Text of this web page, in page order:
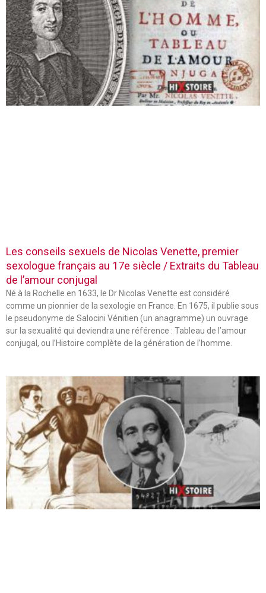
Les conseils sexuels de Nicolas Venette, premier
sexologue français au 17e siècle / Extraits du Tableau
de l’amour conjugal
Né à la Rochelle en 1633, le Dr Nicolas Venette est considéré
comme un pionnier de la sexologie en France. En 1675, il publie sous
le pseudonyme de Salocini Vénitien (un anagramme) un ouvrage
sur la sexualité qui deviendra une référence : Tableau de l’amour
conjugal, ou l’Histoire complète de la génération de l’homme.